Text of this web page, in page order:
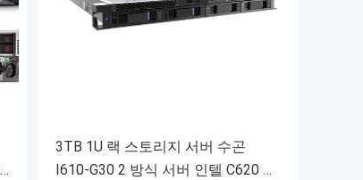
3TB 1U 랙 스토리지 서버 수곤
I610-G30 2 방식 서버 인텔 C620 칩